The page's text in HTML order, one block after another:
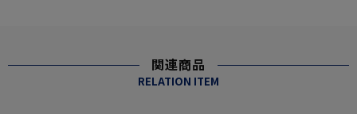
関連商品
RELATION ITEM